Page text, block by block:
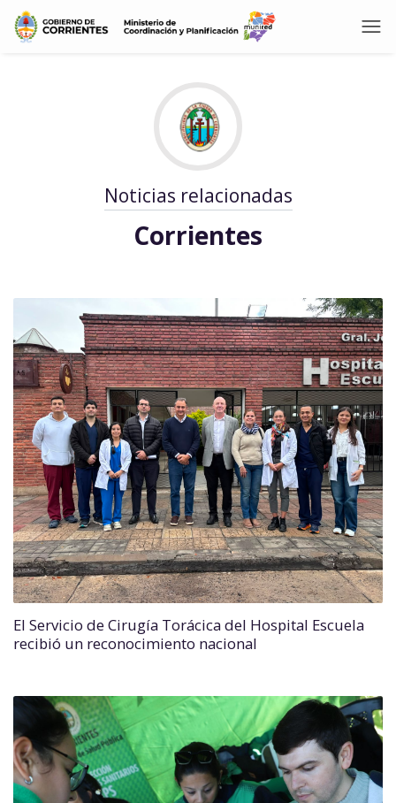
Noticias relacionadas
Corrientes
El Servicio de Cirugía Torácica del Hospital Escuela
recibió un reconocimiento nacional